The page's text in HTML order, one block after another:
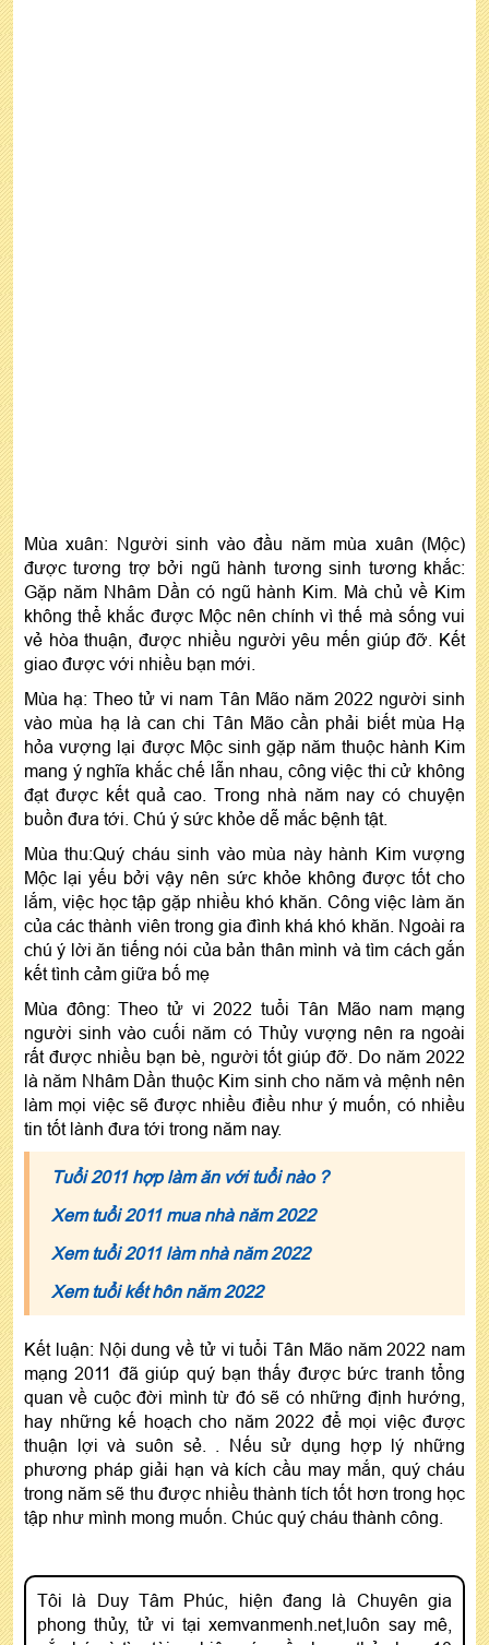
Mùa xuân: Người sinh vào đầu năm mùa xuân (Mộc)
được tương trợ bởi ngũ hành tương sinh tương khắc:
Gặp năm Nhâm Dần có ngũ hành Kim. Mà chủ về Kim
không thể khắc được Mộc nên chính vì thế mà sống vui
vẻ hòa thuận, được nhiều người yêu mến giúp đỡ. Kết
giao được với nhiều bạn mới.
Mùa hạ: Theo tử vi nam Tân Mão năm 2022 người sinh
vào mùa hạ là can chi Tân Mão cần phải biết mùa Hạ
hỏa vượng lại được Mộc sinh gặp năm thuộc hành Kim
mang ý nghĩa khắc chế lẫn nhau, công việc thi cử không
đạt được kết quả cao. Trong nhà năm nay có chuyện
buồn đưa tới. Chú ý sức khỏe dễ mắc bệnh tật.
Mùa thu:Quý cháu sinh vào mùa này hành Kim vượng
Mộc lại yếu bởi vậy nên sức khỏe không được tốt cho
lắm, việc học tập gặp nhiều khó khăn. Công việc làm ăn
của các thành viên trong gia đình khá khó khăn. Ngoài ra
chú ý lời ăn tiếng nói của bản thân mình và tìm cách gắn
kết tình cảm giữa bố mẹ
Mùa đông: Theo tử vi 2022 tuổi Tân Mão nam mạng
người sinh vào cuối năm có Thủy vượng nên ra ngoài
rất được nhiều bạn bè, người tốt giúp đỡ. Do năm 2022
là năm Nhâm Dần thuộc Kim sinh cho năm và mệnh nên
làm mọi việc sẽ được nhiều điều như ý muốn, có nhiều
tin tốt lành đưa tới trong năm nay.
Tuổi 2011 hợp làm ăn với tuổi nào ?
Xem tuổi 2011 mua nhà năm 2022
Xem tuổi 2011 làm nhà năm 2022
Xem tuổi kết hôn năm 2022
Kết luận: Nội dung về tử vi tuổi Tân Mão năm 2022 nam
mạng 2011 đã giúp quý bạn thấy được bức tranh tổng
quan về cuộc đời mình từ đó sẽ có những định hướng,
hay những kế hoạch cho năm 2022 để mọi việc được
thuận lợi và suôn sẻ. . Nếu sử dụng hợp lý những
phương pháp giải hạn và kích cầu may mắn, quý cháu
trong năm sẽ thu được nhiều thành tích tốt hơn trong học
tập như mình mong muốn. Chúc quý cháu thành công.
Tôi là Duy Tâm Phúc, hiện đang là Chuyên gia
phong thủy, tử vi tại xemvanmenh.net,luôn say mê,